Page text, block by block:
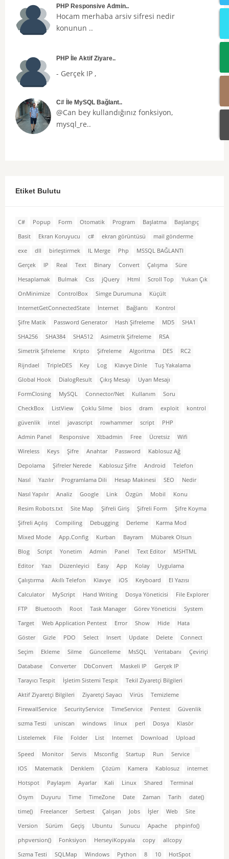
PHP Responsive Admin..
Hocam merhaba arsiv sifresi nedir
konunun ..
PHP İle Aktif Ziyare..
- Gerçek IP ,
C# İle MySQL Bağlant..
@Can bey kullandığınız fonksiyon,
mysql_re..
Etiket Bulutu
C# Popup Form Otomatik Program Başlatma
Başlangıç
Basit
Ekran Koruyucu c# ekran görüntüsü
mail gönderme
exe
dll birleştirmek IL Merge Php
MSSQL BAĞLANTI
Gerçek
IP Real Text Binary Convert Çalışma
Süre
Hesaplamak
Bulmak Css jQuery Html Scroll Top
Yukarı Çık
OnMinimize
ControlBox Simge Durumuna
Küçült
InternetGetConnectedState
İnternet Bağlantı
Kontrol
Şifre Matik
Password Generator Hash Şifreleme MD5
SHA1
SHA256
SHA384 SHA512 Asimetrik Şifreleme
RSA
Simetrik Şifreleme
Kripto Şifreleme Algoritma DES
RC2
Rijndael
TripleDES Key Log Klavye Dinle
Tuş Yakalama
Global Hook
DialogResult Çıkış Mesajı
Uyarı Mesajı
FormClosing
MySQL Connector/Net Kullanım
Soru
CheckBox
ListView Çoklu Silme bios dram exploit
kontrol
güvenlik
intel javascript rowhammer script
PHP
Admin Panel
Responsive Xtbadmin Free Ücretsiz
Wifi
Wireless
Keys Şifre Anahtar Password
Kablosuz Ağ
Depolama
Şifreler Nerede Kablosuz Şifre Android
Telefon
Nasıl
Yazılır Programlama Dili Hesap Makinesi SEO
Nedir
Nasıl Yapılır
Analiz Google Link Özgün Mobil
Konu
Resim Robots.txt
Site Map Şifreli Giriş Şifreli Form
Şifre Koyma
Şifreli Açılış
Compiling Debugging Derleme
Karma Mod
Mixed Mode
App.Config Kurban Bayram
Mübarek Olsun
Blog
Script Yonetim Admin Panel Text Editor
MSHTML
Editor
Yazı Düzenleyici Easy App Kolay
Uygulama
Çalıştırma
Akıllı Telefon Klavye iOS Keyboard
El Yazısı
Calculator
MyScript Hand Writing Dosya Yöneticisi
File Explorer
FTP
Bluetooth Root Task Manager Görev Yöneticisi
System
Target
Web Application Pentest Error Show Hide
Hata
Göster
Gizle PDO Select Insert Update Delete
Connect
Seçim
Ekleme Silme Güncelleme MsSQL Veritabanı
Çeviriçi
Database
Converter DbConvert Maskeli IP
Gerçek IP
Tarayıcı Tespit
İşletim Sistemi Tespit
Tekil Ziyaretçi Bilgileri
Aktif Ziyaretçi Bilgileri
Ziyaretçi Sayacı Virüs
Temizleme
FirewallService
SecurityService TimeService Pentest
Güvenlik
sızma Testi
uniscan windows linux perl Dosya
Klasör
Listelemek
File Folder List Internet Download Upload
Speed Monitor Servis Msconfig Startup Run
Service
IOS
Matematik Denklem Çözüm Kamera Kablosuz
internet
Hotspot
Paylaşım Ayarlar Kali Linux Shared
Terminal
Ösym
Duyuru Time TimeZone Date Zaman Tarih
date()
time()
Freelancer Serbest Çalışan Jobs İşler Web
Site
Version
Sürüm Geçiş Ubuntu Sunucu Apache
phpinfo()
phpversion()
Fonksiyon HerseyiKopyala copy
allcopy
Sızma Testi
SQLMap Windows Python 8 10
HotSpot